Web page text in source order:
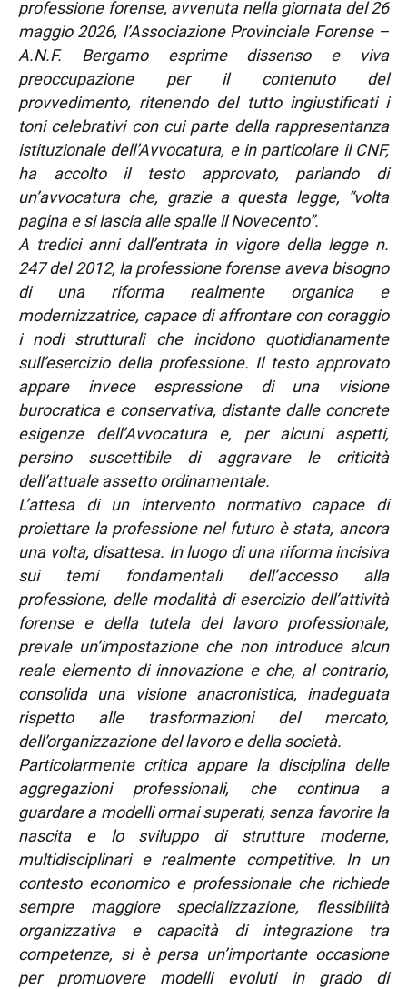
professione forense, avvenuta nella giornata del 26
maggio 2026, l’Associazione Provinciale Forense –
A.N.F. Bergamo esprime dissenso e viva
preoccupazione per il contenuto del
provvedimento, ritenendo del tutto ingiustificati i
toni celebrativi con cui parte della rappresentanza
istituzionale dell’Avvocatura, e in particolare il CNF,
ha accolto il testo approvato, parlando di
un’avvocatura che, grazie a questa legge, “volta
pagina e si lascia alle spalle il Novecento”.
A tredici anni dall’entrata in vigore della legge n.
247 del 2012, la professione forense aveva bisogno
di una riforma realmente organica e
modernizzatrice, capace di affrontare con coraggio
i nodi strutturali che incidono quotidianamente
sull’esercizio della professione. Il testo approvato
appare invece espressione di una visione
burocratica e conservativa, distante dalle concrete
esigenze dell’Avvocatura e, per alcuni aspetti,
persino suscettibile di aggravare le criticità
dell’attuale assetto ordinamentale.
L’attesa di un intervento normativo capace di
proiettare la professione nel futuro è stata, ancora
una volta, disattesa. In luogo di una riforma incisiva
sui temi fondamentali dell’accesso alla
professione, delle modalità di esercizio dell’attività
forense e della tutela del lavoro professionale,
prevale un’impostazione che non introduce alcun
reale elemento di innovazione e che, al contrario,
consolida una visione anacronistica, inadeguata
rispetto alle trasformazioni del mercato,
dell’organizzazione del lavoro e della società.
Particolarmente critica appare la disciplina delle
aggregazioni professionali, che continua a
guardare a modelli ormai superati, senza favorire la
nascita e lo sviluppo di strutture moderne,
multidisciplinari e realmente competitive. In un
contesto economico e professionale che richiede
sempre maggiore specializzazione, flessibilità
organizzativa e capacità di integrazione tra
competenze, si è persa un’importante occasione
per promuovere modelli evoluti in grado di